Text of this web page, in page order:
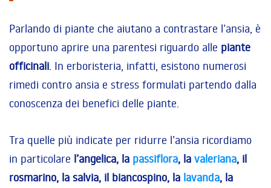
Parlando di piante che aiutano a contrastare l’ansia, è
opportuno aprire una parentesi riguardo alle piante
officinali. In erboristeria, infatti, esistono numerosi
rimedi contro ansia e stress formulati partendo dalla
conoscenza dei benefici delle piante.
Tra quelle più indicate per ridurre l’ansia ricordiamo
in particolare l’angelica, la passiflora, la valeriana, il
rosmarino, la salvia, il biancospino, la lavanda, la